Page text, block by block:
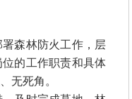
森林防火工作，层
的工作职责和具体
无死角。